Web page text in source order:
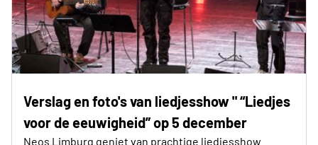
Verslag en foto's van liedjesshow " “Liedjes
voor de eeuwigheid” op 5 december
Neos Limburg geniet van prachtige liedjesshow